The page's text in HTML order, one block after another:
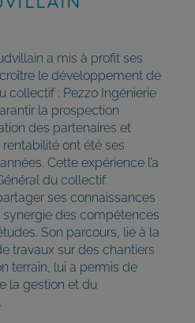
a mis à profit ses
le développement de
collectif : Pezzo Ingénierie
la prospection
des partenaires et
ont été ses
Cette expérience l’a
du collectif.
ses connaissances
synergie des compétences
Son parcours, lié à la
travaux sur des chantiers
terrain, lui a permis de
la gestion et du